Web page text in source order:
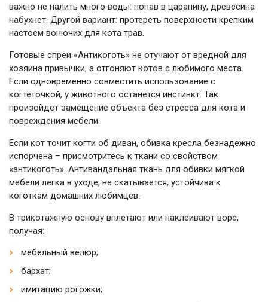
важно не налить много воды: попав в царапину, древесина
набухнет. Другой вариант: протереть поверхности крепким
настоем вонючих для кота трав.
Готовые спреи «Антикоготь» не отучают от вредной для
хозяина привычки, а отгоняют котов с любимого места.
Если одновременно совместить использование с
когтеточкой, у животного останется инстинкт. Так
произойдет замещение объекта без стресса для кота и
повреждения мебели.
Если кот точит когти об диван, обивка кресла безнадежно
испорчена – присмотритесь к ткани со свойством
«антикоготь». Антивандальная ткань для обивки мягкой
мебели легка в уходе, не скатывается, устойчива к
коготкам домашних любимцев.
В трикотажную основу вплетают или наклеивают ворс,
получая:
мебельный велюр;
бархат;
имитацию рогожки;